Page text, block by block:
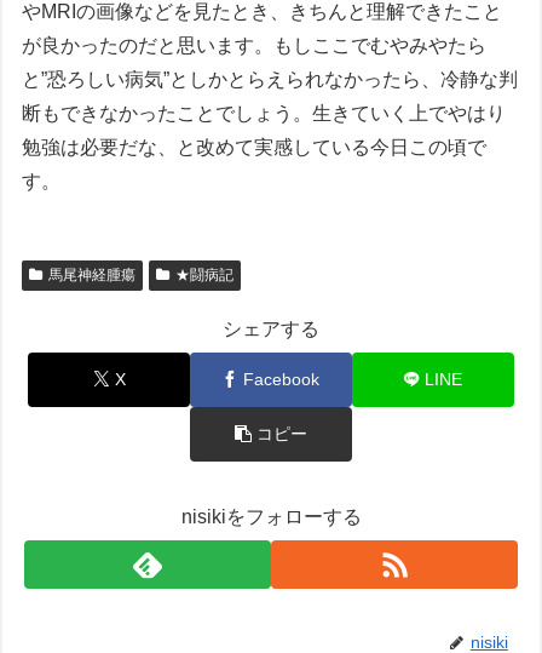
やMRIの画像などを見たとき、きちんと理解できたこと
が良かったのだと思います。もしここでむやみやたら
と”恐ろしい病気”としかとらえられなかったら、冷静な判
断もできなかったことでしょう。生きていく上でやはり
勉強は必要だな、と改めて実感している今日この頃で
す。
馬尾神経腫瘍 ★闘病記
シェアする
X Facebook LINE
コピー
nisikiをフォローする
nisiki